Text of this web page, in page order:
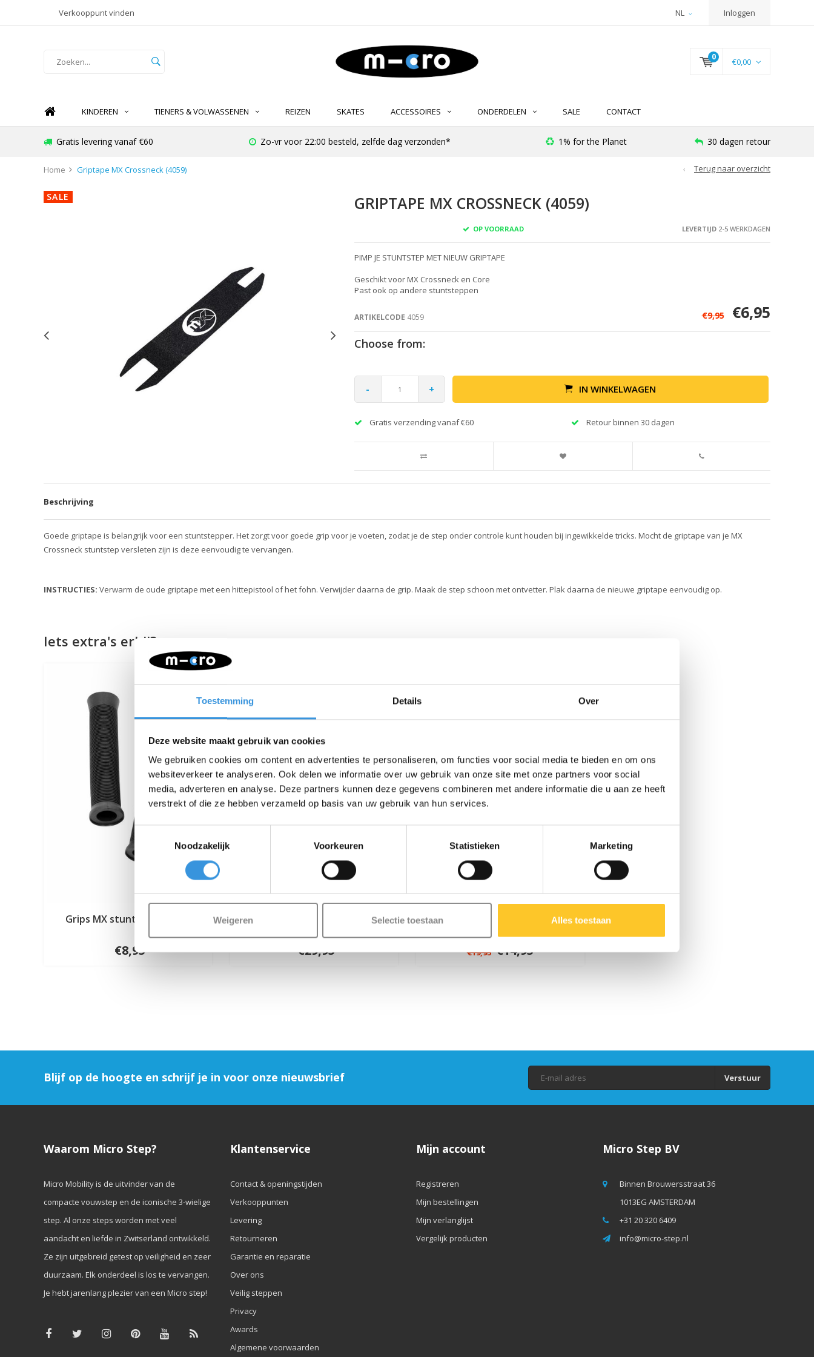
Toestemming Details Over
Deze website maakt gebruik van cookies
We gebruiken cookies om content en advertenties te personaliseren, om functies voor social media te bieden en om ons
websiteverkeer te analyseren. Ook delen we informatie over uw gebruik van onze site met onze partners voor social
media, adverteren en analyse. Deze partners kunnen deze gegevens combineren met andere informatie die u aan ze heeft
verstrekt of die ze hebben verzameld op basis van uw gebruik van hun services.
Noodzakelijk
Voorkeuren Statistieken Marketing
Weigeren Selectie toestaan Alles toestaan
Verkooppunt vinden NL Inloggen
0 €0,00
KINDEREN TIENERS & VOLWASSENEN REIZEN SKATES ACCESSOIRES ONDERDELEN SALE CONTACT
Gratis levering vanaf €60 Zo-vr voor 22:00 besteld, zelfde dag verzonden* 1% for the Planet 30 dagen retour
Home Griptape MX Crossneck (4059) Terug naar overzicht
SALE GRIPTAPE MX CROSSNECK (4059)
OP VOORRAAD LEVERTIJD2-5 WERKDAGEN
PIMP JE STUNTSTEP MET NIEUW GRIPTAPE
Geschikt voor MX Crossneck en Core
Past ook op andere stuntsteppen
ARTIKELCODE 4059 €9,95 €6,95
Choose from:
- + IN WINKELWAGEN
Gratis verzending vanaf €60 Retour binnen 30 dagen
Beschrijving
Goede griptape is belangrijk voor een stuntstepper. Het zorgt voor goede grip voor je voeten, zodat je de step onder controle kunt houden bij ingewikkelde tricks. Mocht de griptape van je MX
Crossneck stuntstep versleten zijn is deze eenvoudig te vervangen.
INSTRUCTIES: Verwarm de oude griptape met een hittepistool of het fohn. Verwijder daarna de grip. Maak de step schoon met ontvetter. Plak daarna de nieuwe griptape eenvoudig op.
Iets extra's erbij?
Grips MX stuntstep (4000)
€8,95
Micro MX stuntwiel 110mm
€29,95 €19,95 €14,95
Blijf op de hoogte en schrijf je in voor onze nieuwsbrief Verstuur
Waarom Micro Step?
Micro Mobility is de uitvinder van de
compacte vouwstep en de iconische 3-wielige
step. Al onze steps worden met veel
aandacht en liefde in Zwitserland ontwikkeld.
Ze zijn uitgebreid getest op veiligheid en zeer
duurzaam. Elk onderdeel is los te vervangen.
Je hebt jarenlang plezier van een Micro step!
Klantenservice
Contact & openingstijden
Verkooppunten
Levering
Retourneren
Garantie en reparatie
Over ons
Veilig steppen
Privacy
Awards
Algemene voorwaarden
Mijn account
Registreren
Mijn bestellingen
Mijn verlanglijst
Vergelijk producten
Micro Step BV
Binnen Brouwersstraat 36
1013EG AMSTERDAM
+31 20 320 6409
info@micro-step.nl